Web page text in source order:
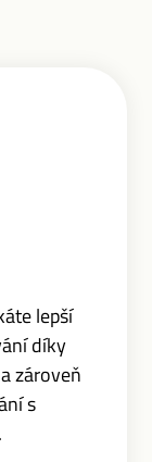
lepší
díky
zároveň
s